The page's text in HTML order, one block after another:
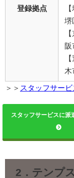
登録拠点
堺
阪
＞＞ スタッフサー
スタッフサービスに派
2．テンプ